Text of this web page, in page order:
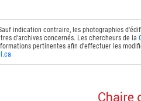
Sauf indication contraire, les photographies
d'archives concernés. Les chercheurs de la
pertinentes afin d'effectuer les